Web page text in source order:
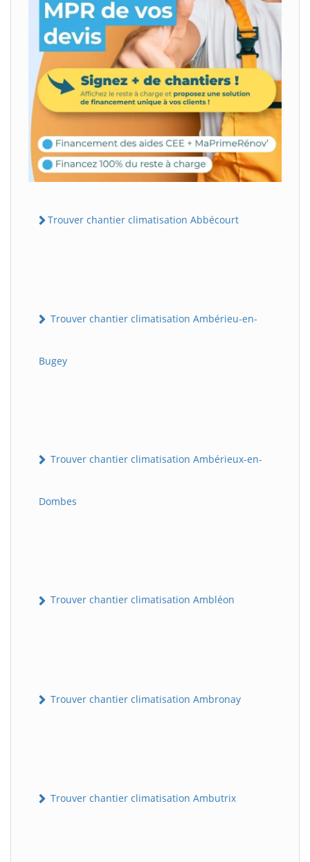
Trouver chantier climatisation Abbécourt
Trouver chantier climatisation Ambérieu-en-
Bugey
Trouver chantier climatisation Ambérieux-en-
Dombes
Trouver chantier climatisation Ambléon
Trouver chantier climatisation Ambronay
Trouver chantier climatisation Ambutrix